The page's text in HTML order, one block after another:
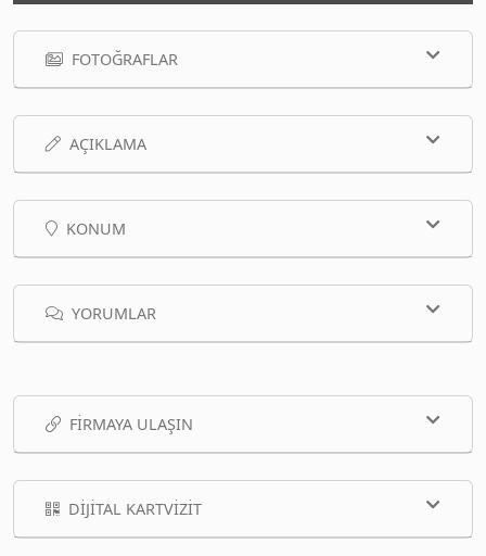
FOTOĞRAFLAR
AÇIKLAMA
KONUM
YORUMLAR
FIRMAYA ULAŞIN
DIJITAL KARTVIZIT